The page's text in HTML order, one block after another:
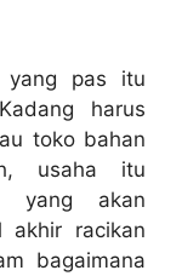
yang pas itu
harus
toko bahan
usaha itu
yang akan
akhir racikan
bagaimana